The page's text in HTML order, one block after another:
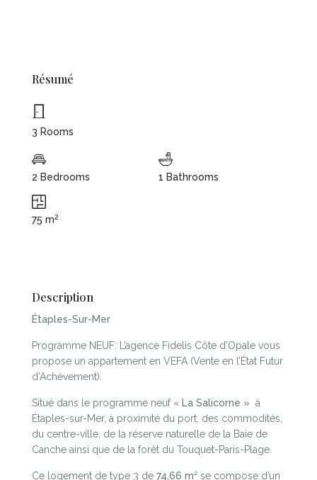
Résumé
3 Rooms
2 Bedrooms 1 Bathrooms
75 m2
Description
Étaples-Sur-Mer
Programme NEUF: L’agence Fidelis Côte d’Opale vous
propose un appartement en VEFA (Vente en l’État Futur
d’Achèvement).
Situé dans le programme neuf « La Salicorne » à
Étaples-sur-Mer, à proximité du port, des commodités,
du centre-ville, de la réserve naturelle de la Baie de
Canche ainsi que de la forêt du Touquet-Paris-Plage.
Ce logement de type 3 de74,66 m² se compose d’un